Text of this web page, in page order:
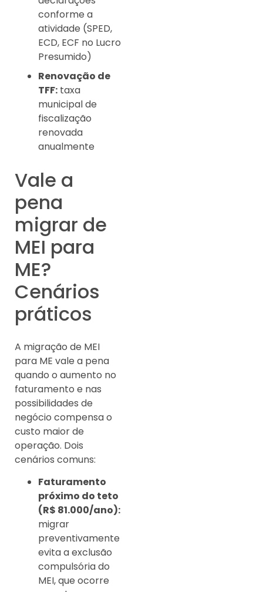
conforme a
atividade (SPED,
ECD, ECF no Lucro
Presumido)
Renovação de
TFF: taxa
municipal de
fiscalização
renovada
anualmente
Vale a
pena
migrar de
MEI para
ME?
Cenários
práticos
A migração de MEI
para ME vale a pena
quando o aumento no
faturamento e nas
possibilidades de
negócio compensa o
custo maior de
operação. Dois
cenários comuns:
Faturamento
próximo do teto
(R$ 81.000/ano):
migrar
preventivamente
evita a exclusão
compulsória do
MEI, que ocorre